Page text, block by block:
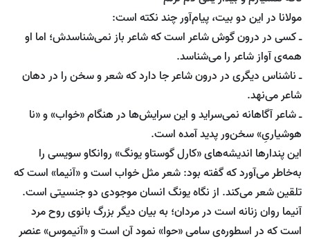
مولانا در این دو بیت، پیام‌آور چند نکته است:
ـ کسی در درون گوش شاعر است که شاعر باز نمی‌شناسدش؛ اما او
همه‌ی آواز شاعر را می‌شناسد.
ـ ناشناس دیگری در درون شاعر جا دارد که شعر و سخن را در دهان
شاعر می‌نهد.
ـ شاعر آگاهانه نمی‌سراید و این سرایش‌ها در هنگام «خواب» و «نا
هوشیاریِ» سخن‌ور پدید آمده است.
این پندار‌ها اندیشه‌های «کارل گوستاو یونگ» روانکاو سویسی را
به‌خاطر می‌آورد که گفته بود: شعر مثل خواب است و «آنیما» است که
تلقین شعر می‌کند. از نگاه یونگ انسان موجودی دو جنسیتی است.
آنیما روان زنانه است در مردان؛ به بیان دیگر بزرگ بانوی روح مرد
است که در اسطوره‌ی سامی‌ «حوا» نمود آن است و «آنیموس» عنصر